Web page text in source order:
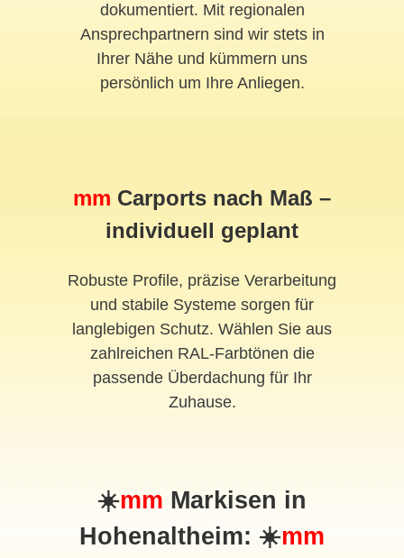
dokumentiert. Mit regionalen
Ansprechpartnern sind wir stets in
Ihrer Nähe und kümmern uns
persönlich um Ihre Anliegen.
mm Carports nach Maß –
individuell geplant
Robuste Profile, präzise Verarbeitung
und stabile Systeme sorgen für
langlebigen Schutz. Wählen Sie aus
zahlreichen RAL-Farbtönen die
passende Überdachung für Ihr
Zuhause.
☀️mm Markisen in
Hohenaltheim: ☀️mm